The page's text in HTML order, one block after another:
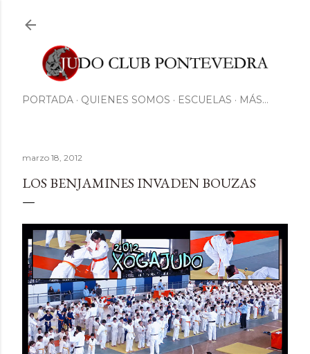
PORTADA QUIENES SOMOS ESCUELAS MÁS…
marzo 18, 2012
LOS BENJAMINES INVADEN BOUZAS